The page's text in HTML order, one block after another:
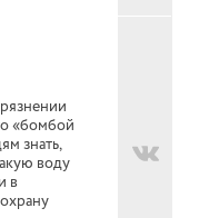
«бомбой
знать,
воду
в